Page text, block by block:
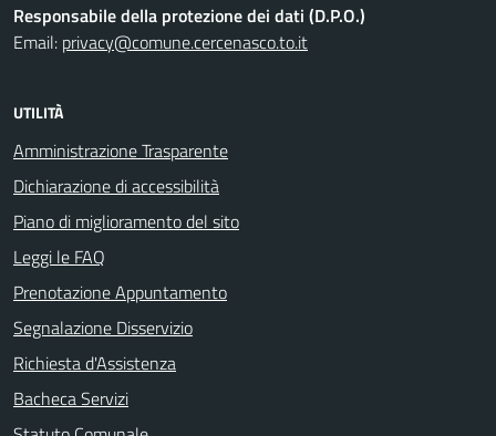
Responsabile della protezione dei dati (D.P.O.)
Email: privacy@comune.cercenasco.to.it
UTILITÀ
Amministrazione Trasparente
Dichiarazione di accessibilità
Piano di miglioramento del sito
Leggi le FAQ
Prenotazione Appuntamento
Segnalazione Disservizio
Richiesta d'Assistenza
Bacheca Servizi